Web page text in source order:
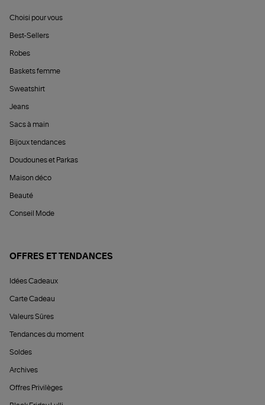
Choisi pour vous
Best-Sellers
Robes
Baskets femme
Sweatshirt
Jeans
Sacs à main
Bijoux tendances
Doudounes et Parkas
Maison déco
Beauté
Conseil Mode
OFFRES ET TENDANCES
Idées Cadeaux
Carte Cadeau
Valeurs Sûres
Tendances du moment
Soldes
Archives
Offres Privilèges